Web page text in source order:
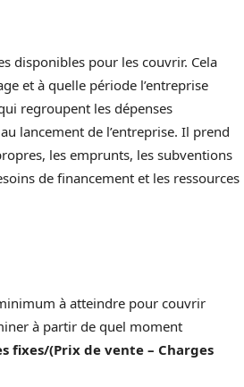
disponibles pour les couvrir. Cela
et à quelle période l’entreprise
regroupent les dépenses
lancement de l’entreprise. Il prend
les emprunts, les subventions
de financement et les ressources
à atteindre pour couvrir
à partir de quel moment
fixes/(Prix de vente – Charges